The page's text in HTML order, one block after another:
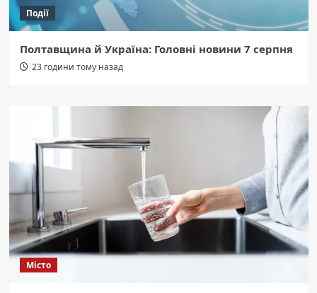
Події
Полтавщина й Україна: Головні новини 7 серпня
23 години тому назад
Місто